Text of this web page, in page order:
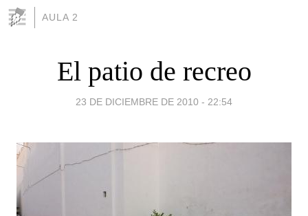
AULA 2
El patio de recreo
23 DE DICIEMBRE DE 2010 - 22:54